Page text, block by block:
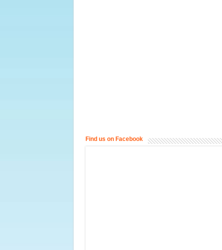
Find us on Facebook